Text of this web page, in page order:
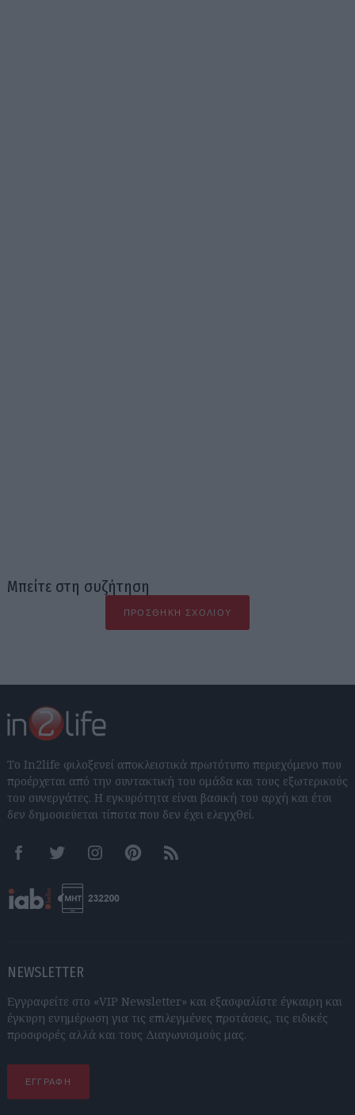
Μπείτε στη συζήτηση
ΠΡΟΣΘΉΚΗ ΣΧΟΛΊΟΥ
Το In2life φιλοξενεί αποκλειστικά πρωτότυπο περιεχόμενο που
προέρχεται από την συντακτική του ομάδα και τους εξωτερικούς
του συνεργάτες. Η εγκυρότητα είναι βασική του αρχή και έτσι
δεν δημοσιεύεται τίποτα που δεν έχει ελεγχθεί.
FacebookTwitter InstagramPinterestRSS feeds
NEWSLETTER
Εγγραφείτε στο «VIP Newsletter» και εξασφαλίστε έγκαιρη και
έγκυρη ενημέρωση για τις επιλεγμένες προτάσεις, τις ειδικές
προσφορές αλλά και τους Διαγωνισμούς μας.
ΕΓΓΡΑΦΗ